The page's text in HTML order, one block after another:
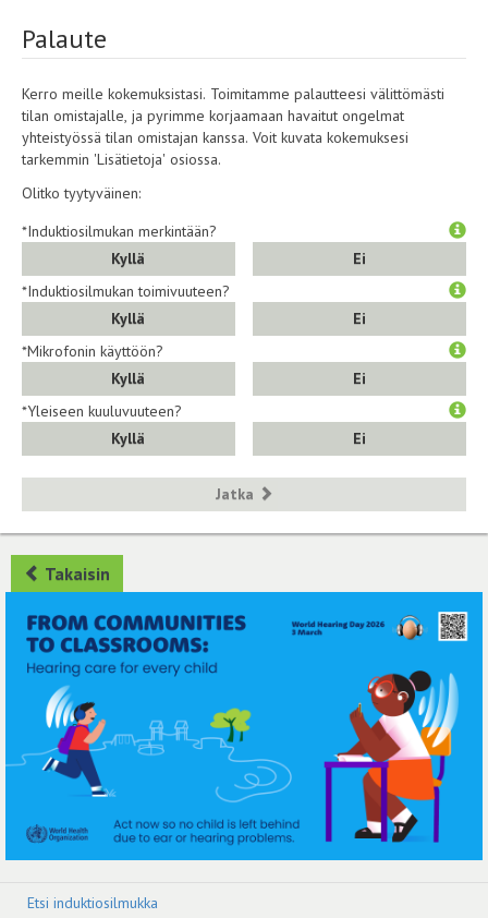
Palaute
Kerro meille kokemuksistasi. Toimitamme palautteesi välittömästi
tilan omistajalle, ja pyrimme korjaamaan havaitut ongelmat
yhteistyössä tilan omistajan kanssa. Voit kuvata kokemuksesi
tarkemmin 'Lisätietoja' osiossa.
Olitko tyytyväinen:
*Induktiosilmukan merkintään?
Kyllä
Ei
*Induktiosilmukan toimivuuteen?
Kyllä
Ei
*Mikrofonin käyttöön?
Kyllä
Ei
*Yleiseen kuuluvuuteen?
Kyllä
Ei
Jatka
Takaisin
Etsi induktiosilmukka